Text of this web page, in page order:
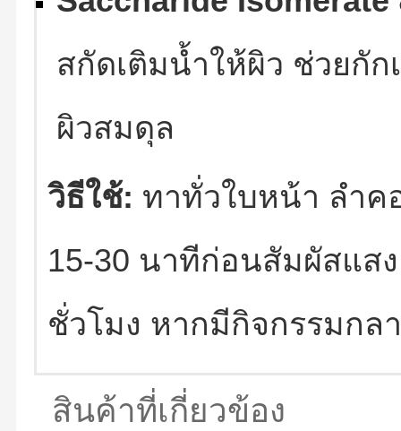
สกัดเติมน้ำให้ผิว ช่วยกั
ผิวสมดุล
วิธีใช้: ทาทั่วใบหน้า ลำค
15-30 นาทีก่อนสัมผัสแส
ชั่วโมง หากมีกิจกรรมกล
สินค้าที่เกี่ยวข้อง